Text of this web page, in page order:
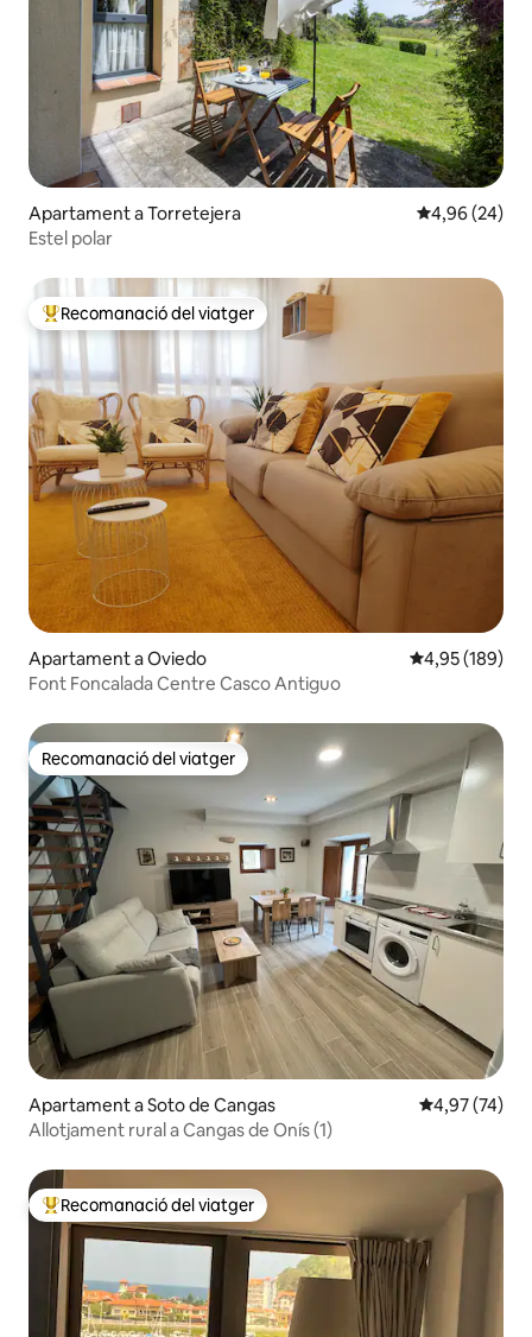
Apartament a Torretejera 4,96 de
4,96 (24)
Estel polar
Principals recomanacions dels viatgers
Recomanació del viatger
Apartament a Oviedo 4,95 de
4,95 (189)
Font Foncalada Centre Casco Antiguo
Recomanació del viatger
Recomanació del viatger
Apartament a Soto de Cangas 4,97 de
4,97 (74)
Allotjament rural a Cangas de Onís (1)
Principals recomanacions dels viatgers
Recomanació del viatger